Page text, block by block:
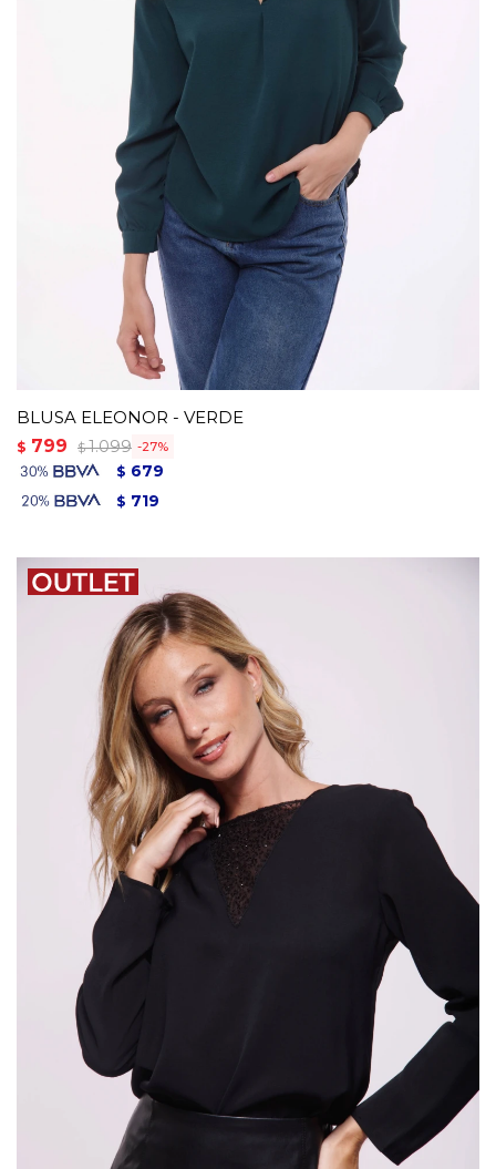
BLUSA ELEONOR - VERDE
$ 799 $ 1.099 27
$ 679
$ 719